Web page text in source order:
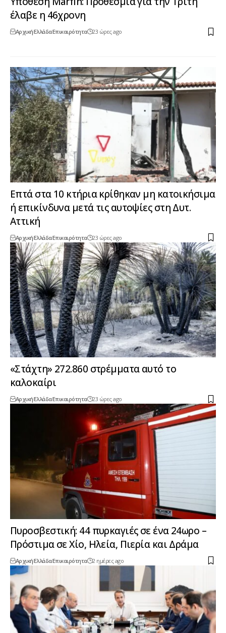
έλαβε η 46χρονη
ΑρχικήΕλλάδαΕπικαιρότητα 23 ώρες ago
Επτά στα 10 κτήρια κρίθηκαν μη κατοικήσιμα
ή επικίνδυνα μετά τις αυτοψίες στη Δυτ.
Αττική
ΑρχικήΕλλάδαΕπικαιρότητα 23 ώρες ago
«Στάχτη» 272.860 στρέμματα αυτό το
καλοκαίρι
ΑρχικήΕλλάδαΕπικαιρότητα 23 ώρες ago
Πυροσβεστική: 44 πυρκαγιές σε ένα 24ωρο –
Πρόστιμα σε Χίο, Ηλεία, Πιερία και Δράμα
ΑρχικήΕλλάδαΕπικαιρότητα 2 ημέρες ago